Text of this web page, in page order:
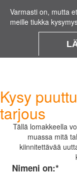
Varmasti on, mutta
meille tiukka
Kysy
tarjous
Tällä lomakkeella
muassa mitä
kiinnitettävää
Nimeni on:*